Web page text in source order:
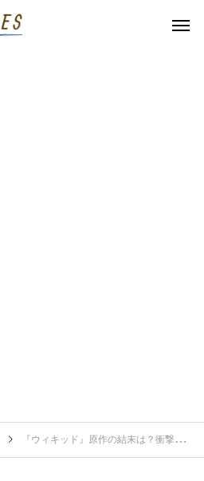
『ウィキッド』原作の結末は？衝撃のネタバレ結末を詳しく解説